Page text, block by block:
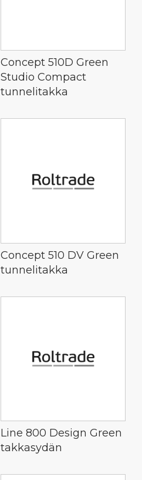
Concept 510D Green
Studio Compact
tunnelitakka
Concept 510 DV Green
tunnelitakka
Line 800 Design Green
takkasydän